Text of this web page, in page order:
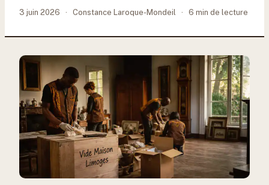
3 juin 2026 · Constance Laroque-Mondeil · 6 min de lecture